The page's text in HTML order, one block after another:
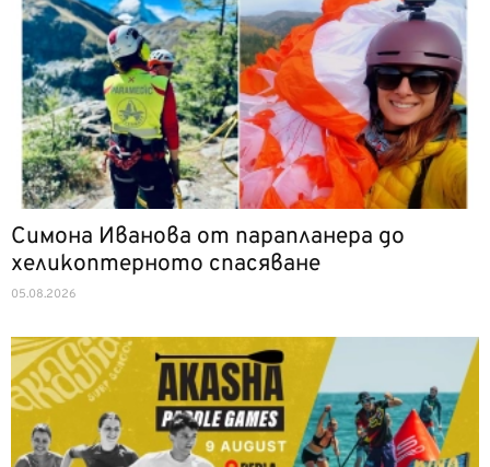
Симона Иванова от парапланера до
хеликоптерното спасяване
05.08.2026